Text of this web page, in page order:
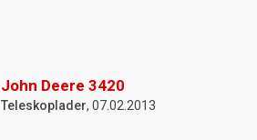
John Deere 3420
Teleskoplader, 07.02.2013